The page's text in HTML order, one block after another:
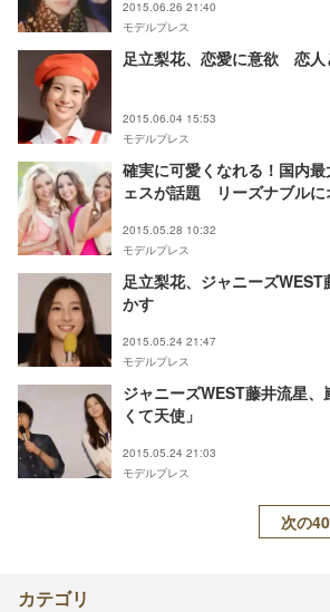
2015.06.26 21:40
モデルプレス
足立梨花、恋愛に意欲 恋人
2015.06.04 15:53
モデルプレス
確実に可愛くなれる！国内
ェスが話題 リーズナブルに
2015.05.28 10:32
モデルプレス
足立梨花、ジャニーズ
かす
2015.05.24 21:47
モデルプレス
ジャニーズWEST藤井流星
くて天使」
2015.05.24 21:03
モデルプレス
次の
カテゴリ